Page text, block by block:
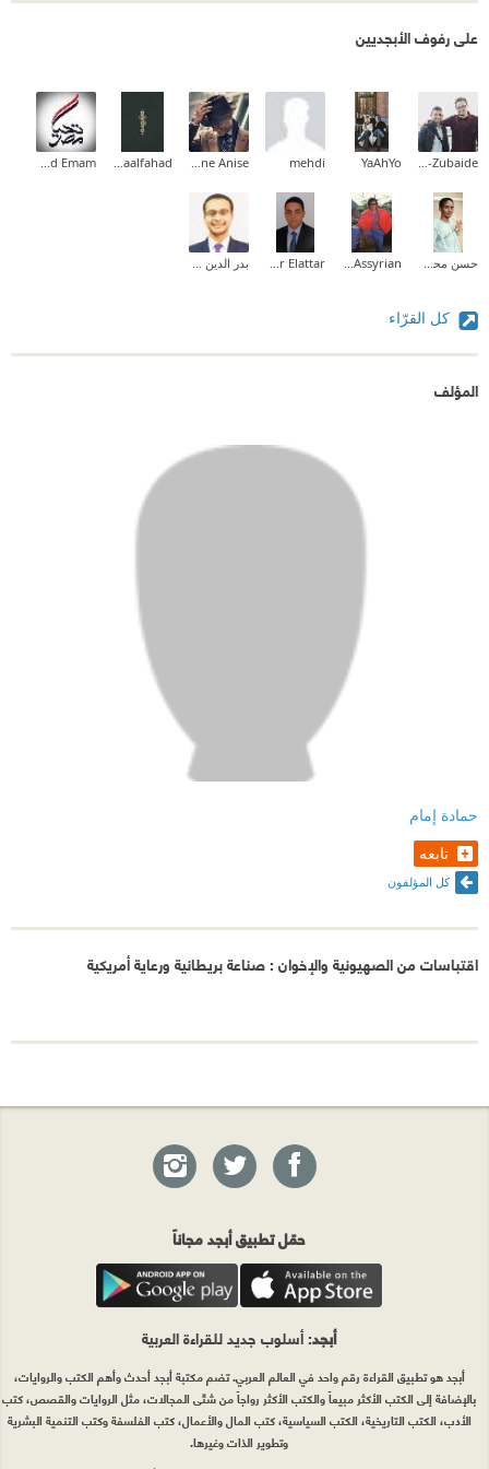
على رفوف الأبجديين
Mohammad Al-Zubaide
YaAhYo
mehdi
Youne Anise
Asmaalfahad
Waleed Emam
حسن محمد عبد الله Ashoraya Assyrian
Amr Elattar بدر الدين حسن
كل القرّاء
المؤلف
حمادة إمام
تابعه
كل المؤلفون
اقتباسات من الصهيونية والإخوان : صناعة بريطانية ورعاية أمريكية
حمّل تطبيق أبجد مجاناً
أبجد: أسلوب جديد للقراءة العربية
أبجد هو تطبيق القراءة رقم واحد في العالم العربي. تضم مكتبة أبجد أحدث وأهم الكتب والروايات،
بالإضافة إلى الكتب الأكثر مبيعاً والكتب الأكثر رواجاً من شتّى المجالات، مثل الروايات والقصص، كتب
الأدب، الكتب التاريخية، الكتب السياسية، كتب المال والأعمال، كتب الفلسفة وكتب التنمية البشرية
وتطوير الذات وغيرها.